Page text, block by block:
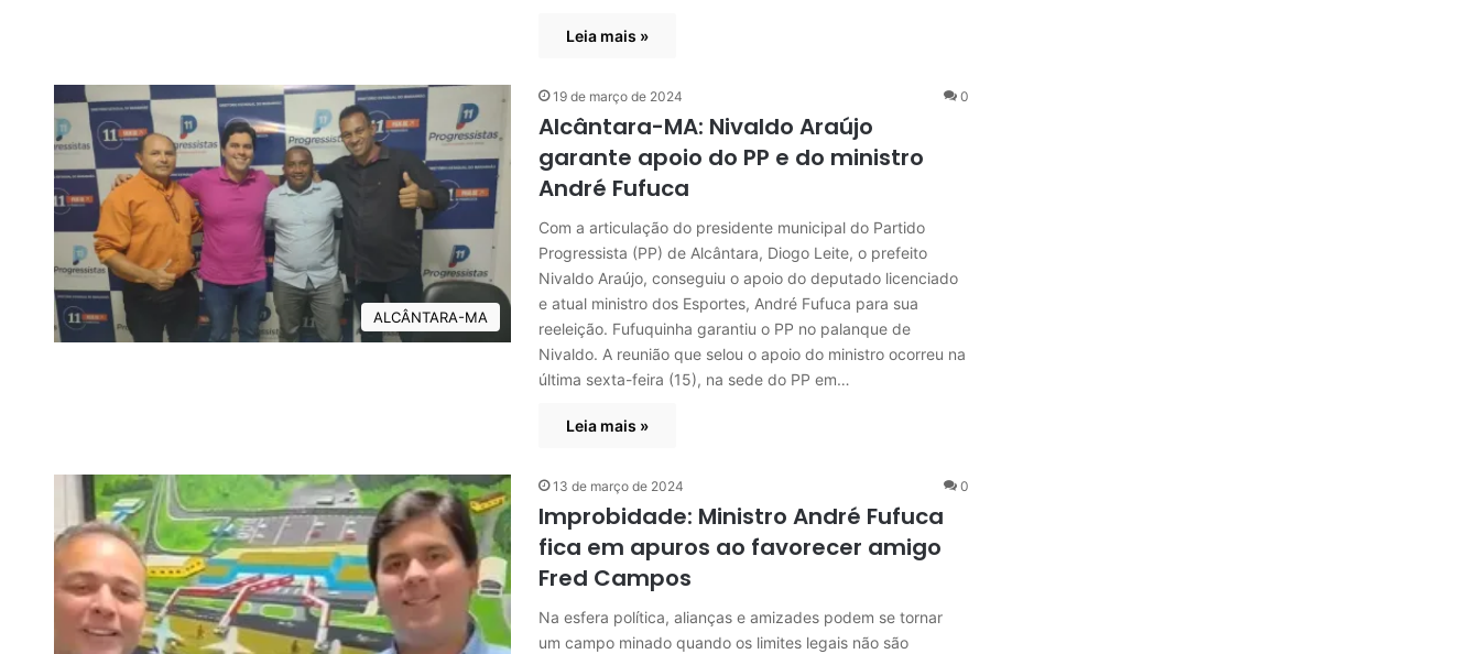
Leia mais »
ALCÂNTARA-MA
19 de março de 2024 0
Alcântara-MA: Nivaldo Araújo
garante apoio do PP e do ministro
André Fufuca
Com a articulação do presidente municipal do Partido
Progressista (PP) de Alcântara, Diogo Leite, o prefeito
Nivaldo Araújo, conseguiu o apoio do deputado licenciado
e atual ministro dos Esportes, André Fufuca para sua
reeleição. Fufuquinha garantiu o PP no palanque de
Nivaldo. A reunião que selou o apoio do ministro ocorreu na
última sexta-feira (15), na sede do PP em…
Leia mais »
13 de março de 2024 0
Improbidade: Ministro André Fufuca
fica em apuros ao favorecer amigo
Fred Campos
Na esfera política, alianças e amizades podem se tornar
um campo minado quando os limites legais não são